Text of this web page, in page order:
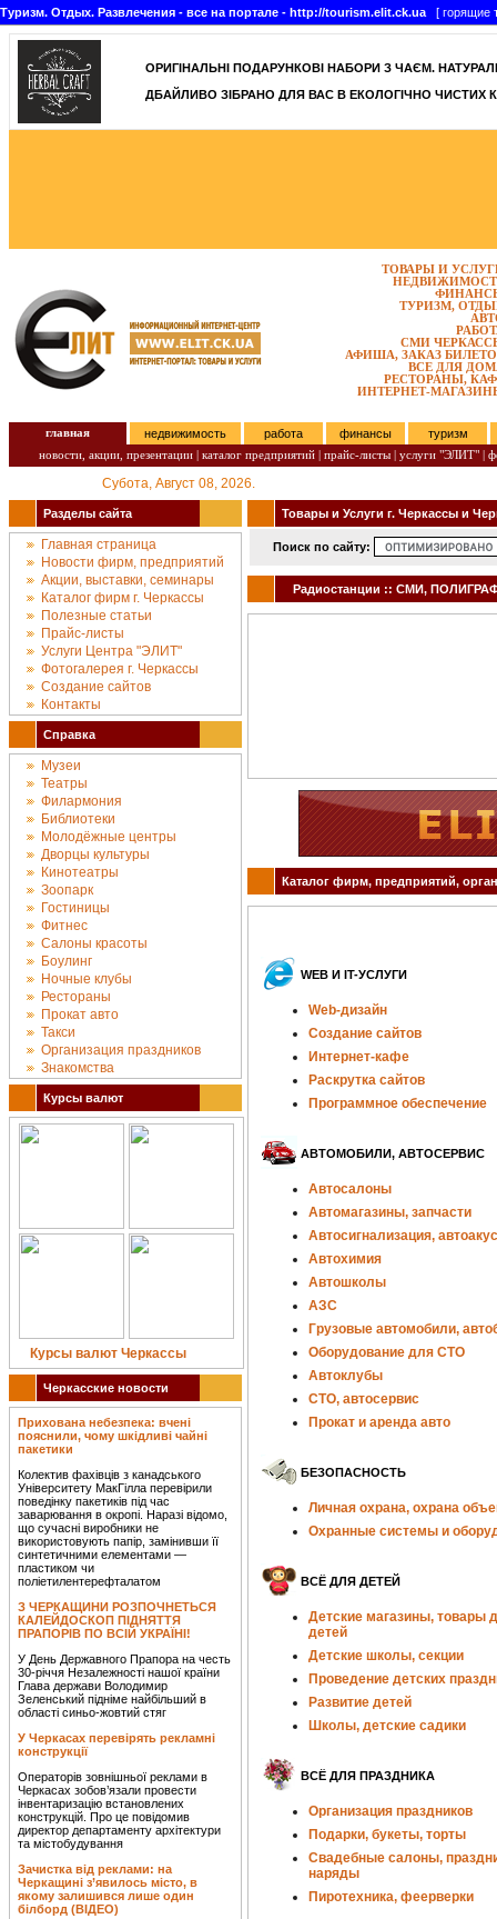
Туризм. Отдых. Развлечения - все на портале - http://tourism.elit.ck.ua [ горящие
ОРИГІНАЛЬНІ ПОДАРУНКОВІ НАБОРИ З ЧАЄМ.
ДБАЙЛИВО ЗІБРАНО ДЛЯ ВАС В ЕКОЛОГІЧНО ЧИСТИХ
ТОВАРЫ И
ТУРИЗМ,
СМИ
АФИША, ЗАКАЗ
ВСЕ ДЛЯ
РЕСТОРАНЫ,
ИНТЕРНЕТ-
главная недвижимость работа финансы
туризм
новости, акции, презентации | каталог предприятий | прайс-листы | услуги "ЭЛИТ" |
Субота, Август 08, 2026.
Разделы сайта
Главная страница
Новости фирм, предприятий
Акции, выставки, семинары
Каталог фирм г. Черкассы
Полезные статьи
Прайс-листы
Услуги Центра "ЭЛИТ"
Фотогалерея г. Черкассы
Создание сайтов
Контакты
Справка
Музеи
Театры
Филармония
Библиотеки
Молодёжные центры
Дворцы культуры
Кинотеатры
Зоопарк
Гостиницы
Фитнес
Салоны красоты
Боулинг
Ночные клубы
Рестораны
Прокат авто
Такси
Организация праздников
Знакомства
Курсы валют
Курсы валют Черкассы
Черкасские новости
Прихована небезпека: вчені
пояснили, чому шкідливі чайні
пакетики
Колектив фахівців з канадського
Університету МакГілла перевірили
поведінку пакетиків під час
заварювання в окропі. Наразі відомо,
що сучасні виробники не
використовують папір, замінивши її
синтетичними елементами —
пластиком чи
поліетилентерефталатом
З ЧЕРКАЩИНИ РОЗПОЧНЕТЬСЯ
КАЛЕЙДОСКОП ПІДНЯТТЯ
ПРАПОРІВ ПО ВСІЙ УКРАЇНІ!
У День Державного Прапора на честь
30-річчя Незалежності нашої країни
Глава держави Володимир
Зеленський підніме найбільший в
області синьо-жовтий стяг
У Черкасах перевірять рекламні
конструкції
Операторів зовнішньої реклами в
Черкасах зобов’язали провести
інвентаризацію встановлених
конструкцій. Про це повідомив
директор департаменту архітектури
та містобудування
Зачистка від реклами: на
Черкащині з’явилось місто, в
якому залишився лише один
білборд (ВІДЕО)
Товары и Услуги г. Черкассы и
Поиск по сайту:
Радиостанции :: СМИ,
Каталог фирм, предприятий,
WEB И IT-УСЛУГИ
Web-дизайн
Создание сайтов
Интернет-кафе
Раскрутка сайтов
Программное обеспечение
АВТОМОБИЛИ, АВТОСЕРВИС
Автосалоны
Автомагазины, запчасти
Автосигнализация,
Автохимия
Автошколы
АЗС
Грузовые автомобили,
Оборудование для СТО
Автоклубы
СТО, автосервис
Прокат и аренда авто
БЕЗОПАСНОСТЬ
Личная охрана, охрана
Охранные системы и
ВСЁ ДЛЯ ДЕТЕЙ
Детские магазины, товары
детей
Детские школы, секции
Проведение детских
Развитие детей
Школы, детские садики
ВСЁ ДЛЯ ПРАЗДНИКА
Организация праздников
Подарки, букеты, торты
Свадебные салоны,
наряды
Пиротехника, феерверки